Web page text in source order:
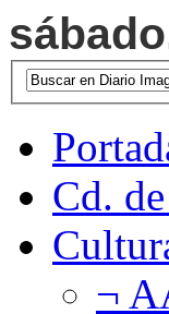
Cd.
¬